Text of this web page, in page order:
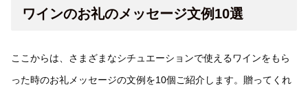
ワインのお礼のメッセージ文例10選
ここからは、さまざまなシチュエーションで使えるワインをもら
った時のお礼メッセージの文例を10個ご紹介します。贈ってくれ